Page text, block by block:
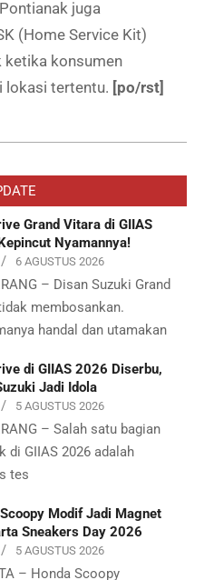
juga
(Home Service Kit)
ketika konsumen
lokasi tertentu. [po/rst]
Grand Vitara di GIIAS
Nyamannya!
6 AGUSTUS 2026
– Disan Suzuki Grand
membosankan.
handal dan utamakan
di GIIAS 2026 Diserbu,
Jadi Idola
5 AGUSTUS 2026
– Salah satu bagian
di GIIAS 2026 adalah
tes
Modif Jadi Magnet
Sneakers Day 2026
5 AGUSTUS 2026
– Honda Scoopy